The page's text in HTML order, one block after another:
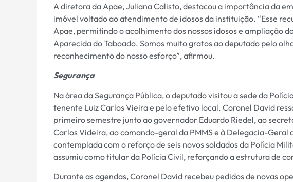
A diretora da Apae, Juliana Calisto, destacou a importância da
imóvel voltado ao atendimento de idosos da instituição. “Esse
Apae, permitindo o acolhimento dos nossos idosos e ampliação
Aparecida do Taboado. Somos muito gratos ao deputado pelo
reconhecimento do nosso esforço”, afirmou.
Segurança
Na área da Segurança Pública, o deputado visitou a sede da
tenente Luiz Carlos Vieira e pelo efetivo local. Coronel David
primeiro semestre junto ao governador Eduardo Riedel, ao
Carlos Videira, ao comando-geral da PMMS e à Delegacia-Geral
contemplada com o reforço de seis novos soldados da Polícia
assumiu como titular da Polícia Civil, reforçando a estrutura de
Durante as agendas, Coronel David recebeu pedidos de novas